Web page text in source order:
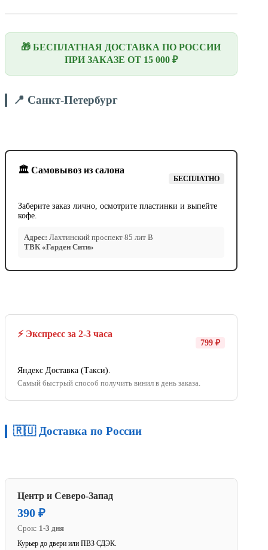
🎁 БЕСПЛАТНАЯ ДОСТАВКА ПО РОССИИ
ПРИ ЗАКАЗЕ ОТ 15 000 ₽
📍 Санкт-Петербург
🏛️ Самовывоз из салона
БЕСПЛАТНО
Заберите заказ лично, осмотрите пластинки и выпейте
кофе.
Адрес: Лахтинский проспект 85 лит В
ТВК «Гарден Сити»
⚡ Экспресс за 2-3 часа
799 ₽
Яндекс Доставка (Такси).
Самый быстрый способ получить винил в день заказа.
🇷🇺 Доставка по России
Центр и Северо-Запад
390 ₽
Срок: 1-3 дня
Курьер до двери или ПВЗ СДЭК.